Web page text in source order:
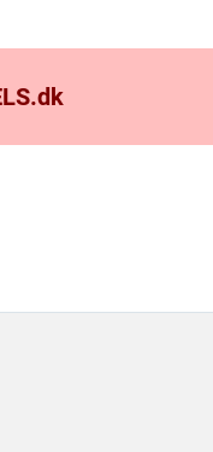
dk